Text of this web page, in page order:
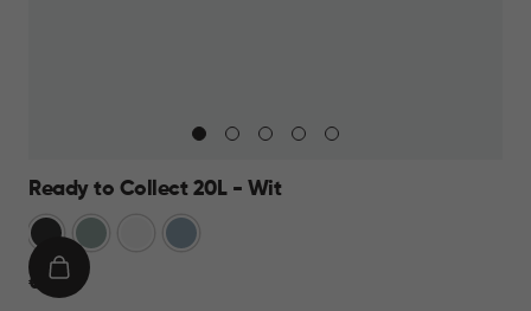
Ready to Collect 20L - Wit
Donkergrijs
Groen Blauw
€
€ 19,95
IN